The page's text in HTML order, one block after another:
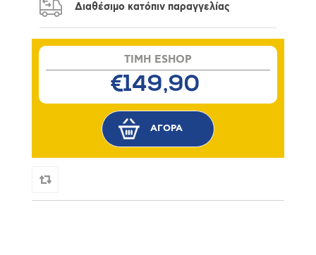
Διαθέσιμο κατόπιν παραγγελίας
TIMH ESHOP
€149,90